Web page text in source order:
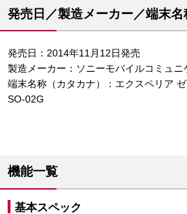
発売日／製造メーカー／端末名
発売日：2014年11月12日発売
製造メーカー：ソニーモバイルコミュ
端末名称（カタカナ）：エクスペリア
SO-02G
機能一覧
基本スペック